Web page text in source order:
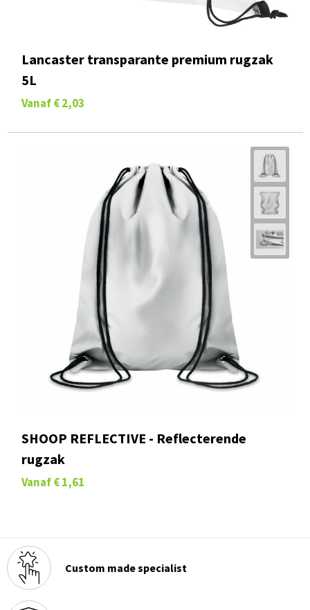
Lancaster transparante premium rugzak
5L
Vanaf € 2,03
SHOOP REFLECTIVE - Reflecterende
rugzak
Vanaf € 1,61
Custom made specialist